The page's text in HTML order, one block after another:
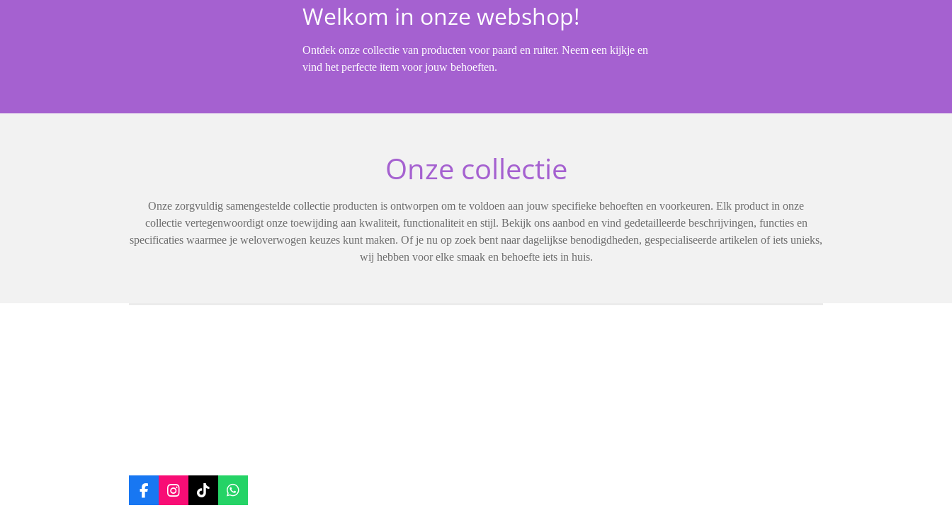
Welkom in onze webshop!
Ontdek onze collectie van producten voor paard en ruiter. Neem een kijkje en
vind het perfecte item voor jouw behoeften.
Onze collectie
Onze zorgvuldig samengestelde collectie producten is ontworpen om te voldoen aan jouw specifieke behoeften en voorkeuren. Elk product in onze
collectie vertegenwoordigt onze toewijding aan kwaliteit, functionaliteit en stijl. Bekijk ons aanbod en vind gedetailleerde beschrijvingen, functies en
specificaties waarmee je weloverwogen keuzes kunt maken. Of je nu op zoek bent naar dagelijkse benodigdheden, gespecialiseerde artikelen of iets unieks,
wij hebben voor elke smaak en behoefte iets in huis.
F
a
I
n
T
i
W
h